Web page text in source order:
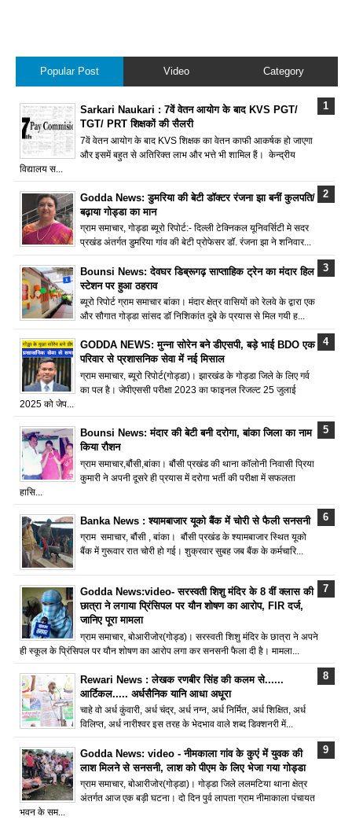
Popular Post Video Category
Sarkari Naukari : 7वें वेतन आयोग के बाद KVS PGT/
TGT/ PRT शिक्षकों की सैलरी
7वें वेतन आयोग के बाद KVS शिक्षक का वेतन काफी आकर्षक हो जाएगा
और इसमें बहुत से अतिरिक्त लाभ और भत्ते भी शामिल हैं। केन्द्रीय
विद्यालय स...
Godda News: डुमरिया की बेटी डॉक्टर रंजना झा बनीं कुलपति/
बढ़ाया गोड्डा का मान
ग्राम समाचार, गोड्डा ब्यूरो रिपोर्ट:- दिल्ली टेक्निकल यूनिवर्सिटी मे सदर
प्रखंड अंतर्गत डुमरिया गांव की बेटी प्रोफेसर डॉ. रंजना झा ने शनिवार...
Bounsi News: देवघर डिब्रूगढ़ साप्ताहिक ट्रेन का मंदार हिल
स्टेशन पर हुआ ठहराव
ब्यूरो रिपोर्ट ग्राम समाचार बांका। मंदार क्षेत्र वासियों को रेलवे के द्वारा एक
और सौगात गोड्डा सांसद डॉ निशिकांत दुबे के प्रयास से मिल गयी ह...
GODDA NEWS: मुन्ना सोरेन बने डीएसपी, बड़े भाई BDO एक
परिवार से प्रशासनिक सेवा में नई मिसाल
ग्राम समाचार, ब्यूरो रिपोर्ट(गोड्डा)। झारखंड के गोड्डा जिले के लिए गर्व
का पल है। जेपीएससी परीक्षा 2023 का फाइनल रिजल्ट 25 जुलाई
2025 को जेप...
Bounsi News: मंदार की बेटी बनी दरोगा, बांका जिला का नाम
किया रौशन
ग्राम समाचार,बौंसी,बांका। बौंसी प्रखंड की थाना कॉलोनी निवासी प्रिया
कुमारी ने अपनी दूसरे ही प्रयास में दरोगा भर्ती की परीक्षा में सफलता
हासि...
Banka News : श्यामबाजार यूको बैंक में चोरी से फैली सनसनी
ग्राम समाचार, बौंसी , बांका। बौंसी प्रखंड के श्यामबाजार स्थित यूको
बैंक में गुरूवार रात चोरी हो गई। शुक्रवार सुबह जब बैंक के कर्मचारि...
Godda News:video- सरस्वती शिशु मंदिर के 8 वीं क्लास की
छात्रा ने लगाया प्रिंसिपल पर यौन शोषण का आरोप, FIR दर्ज,
जानिए पूरा मामला
ग्राम समाचार, बोआरीजोर(गोड्ड)। सरस्वती शिशु मंदिर के छात्रा ने अपने
ही स्कूल के प्रिंसिपल पर यौन शोषण का आरोप लगा कर सनसनी फैला दी है। मामला...
Rewari News : लेखक रणबीर सिंह की कलम से......
आर्टिकल..... अर्धसैनिक यानि आधा अधूरा
चाहे वो अर्ध कुंवारी, अर्ध चंद्र, अर्ध नग्न, अर्ध निर्मित, अर्ध शिक्षित, अर्ध
विलिप्त, अर्ध नारीश्वर इस तरह के भेदभाव वाले शब्द डिक्शनरी में...
Godda News: video - नीमकाला गांव के कुएं में युवक की
लाश मिलने से सनसनी, लाश को पीएम के लिए भेजा गया गोड्डा
ग्राम समाचार, बोआरीजोर(गोड्डा)। गोड्डा जिले ललमटिया थाना क्षेत्र
अंतर्गत आज एक बड़ी घटना। दो दिन पुर्व लापता ग्राम नीमाकाला पंचायत
भवन के सम...